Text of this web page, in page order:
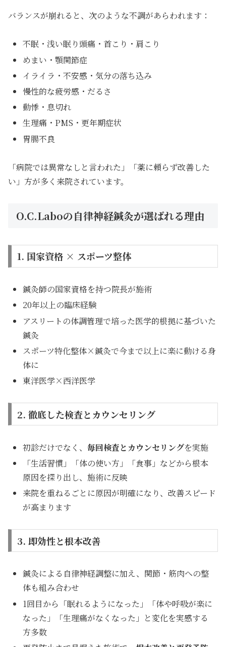
バランスが崩れると、次のような不調があらわれます：
不眠・浅い眠り頭痛・首こり・肩こり
めまい・顎関節症
イライラ・不安感・気分の落ち込み
慢性的な疲労感・だるさ
動悸・息切れ
生理痛・PMS・更年期症状
胃腸不良
「病院では異常なしと言われた」「薬に頼らず改善した
い」方が多く来院されています。
O.C.Laboの自律神経鍼灸が選ばれる理由
1. 国家資格 × スポーツ整体
鍼灸師の国家資格を持つ院長が施術
20年以上の臨床経験
アスリートの体調管理で培った医学的根拠に基づいた
鍼灸
スポーツ特化整体×鍼灸で今まで以上に楽に動ける身
体に
東洋医学×西洋医学
2. 徹底した検査とカウンセリング
初診だけでなく、毎回検査とカウンセリングを実施
「生活習慣」「体の使い方」「食事」などから根本
原因を探り出し、施術に反映
来院を重ねるごとに原因が明確になり、改善スピード
が高まります
3. 即効性と根本改善
鍼灸による自律神経調整に加え、関節・筋肉への整
体も組み合わせ
1回目から「眠れるようになった」「体や呼吸が楽に
なった」「生理痛がなくなった」と変化を実感する
方多数